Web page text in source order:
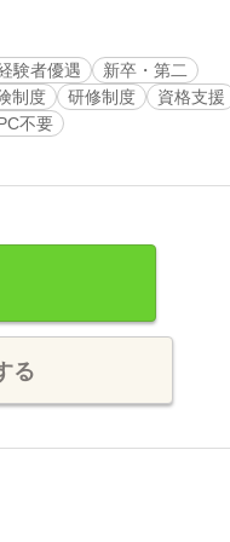
験者優遇
新卒・第二
制度
研修制度
資格支援
不要
る